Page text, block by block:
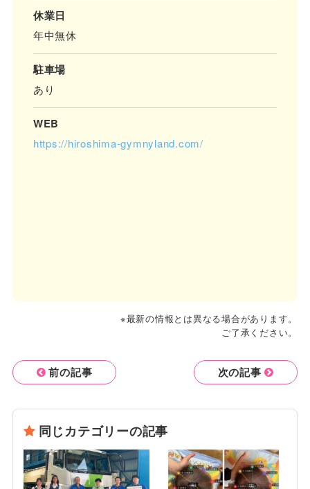
休業日
年中無休
駐車場
あり
WEB
https://hiroshima-gymnyland.com/
※最新の情報とは異なる場合があります。
ご了承ください。
前の記事 次の記事
同じカテゴリーの記事